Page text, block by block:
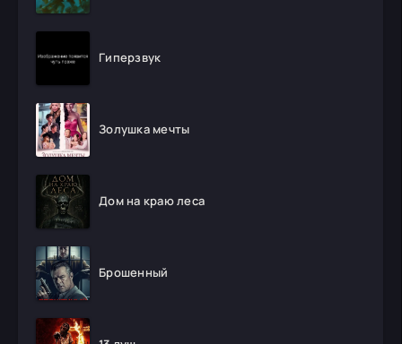
Гиперзвук
Золушка мечты
Дом на краю леса
Брошенный